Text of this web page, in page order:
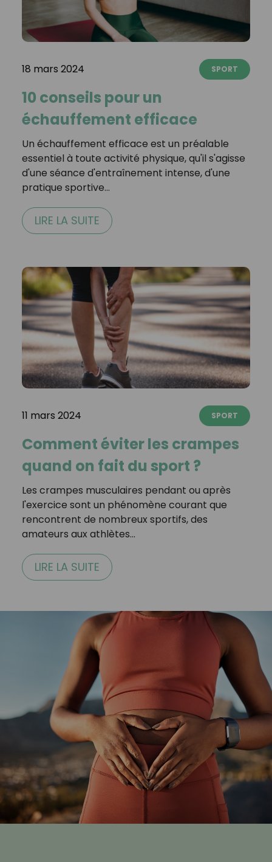
18 mars 2024 SPORT
10 conseils pour un
échauffement efficace
Un échauffement efficace est un préalable
essentiel à toute activité physique, qu'il s'agisse
d'une séance d'entraînement intense, d'une
pratique sportive…
LIRE LA SUITE
11 mars 2024 SPORT
Comment éviter les crampes
quand on fait du sport ?
Les crampes musculaires pendant ou après
l'exercice sont un phénomène courant que
rencontrent de nombreux sportifs, des
amateurs aux athlètes…
LIRE LA SUITE